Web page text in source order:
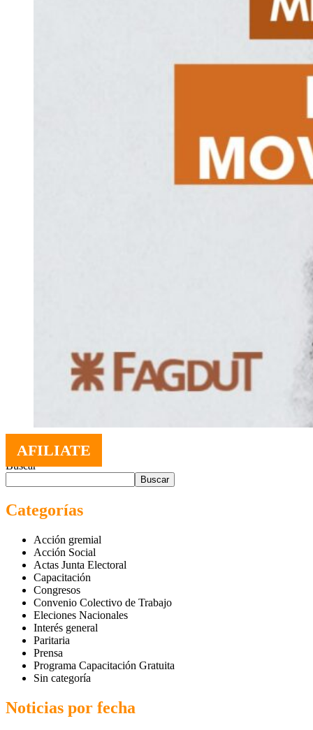
AFILIATE
Buscar
Buscar
Categorías
Acción gremial
Acción Social
Actas Junta Electoral
Capacitación
Congresos
Convenio Colectivo de Trabajo
Eleciones Nacionales
Interés general
Paritaria
Prensa
Programa Capacitación Gratuita
Sin categoría
Noticias por fecha